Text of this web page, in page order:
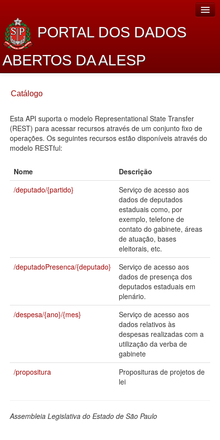
PORTAL DOS DADOS
ABERTOS DA ALESP
Sobre o projeto
Dados Abertos Alesp
Lei de Acesso à Informação
Planejamento
Catálogo de dados
Legislação
Perguntas frequentes
Catálogo
Esta API suporta o modelo Representational State Transfer
(REST) para acessar recursos através de um conjunto fixo de
operações. Os seguintes recursos estão disponíveis através do
modelo RESTful:
Nome
Descrição
/deputado/{partido}
Serviço de acesso aos
dados de deputados
estaduais como, por
exemplo, telefone de
contato do gabinete, áreas
de atuação, bases
eleitorais, etc.
/deputadoPresenca/{deputado}
Serviço de acesso aos
dados de presença dos
deputados estaduais em
plenário.
/despesa/{ano}/{mes}
Serviço de acesso aos
dados relativos às
despesas realizadas com a
utilização da verba de
gabinete
/propositura
Proposituras de projetos de
lei
Assembleia Legislativa do Estado de São Paulo